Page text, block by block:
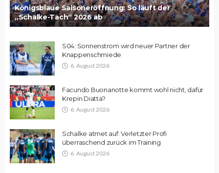
Königsblaue Saisoneröffnung: So läuft der
„Schalke-Tach“ 2026 ab
S04: Sonnenstrom wird neuer Partner der
Knappenschmiede
6. August 2026
Facundo Buonanotte kommt wohl nicht, dafür
Krepin Diatta?
6. August 2026
Schalke atmet auf: Verletzter Profi
überraschend zurück im Training
6. August 2026